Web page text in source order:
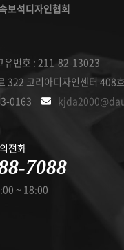
보석디자인협회
번호 : 211-82-13023
322 코리아디자인센터 408
0163
전화
7088
~ 18:00